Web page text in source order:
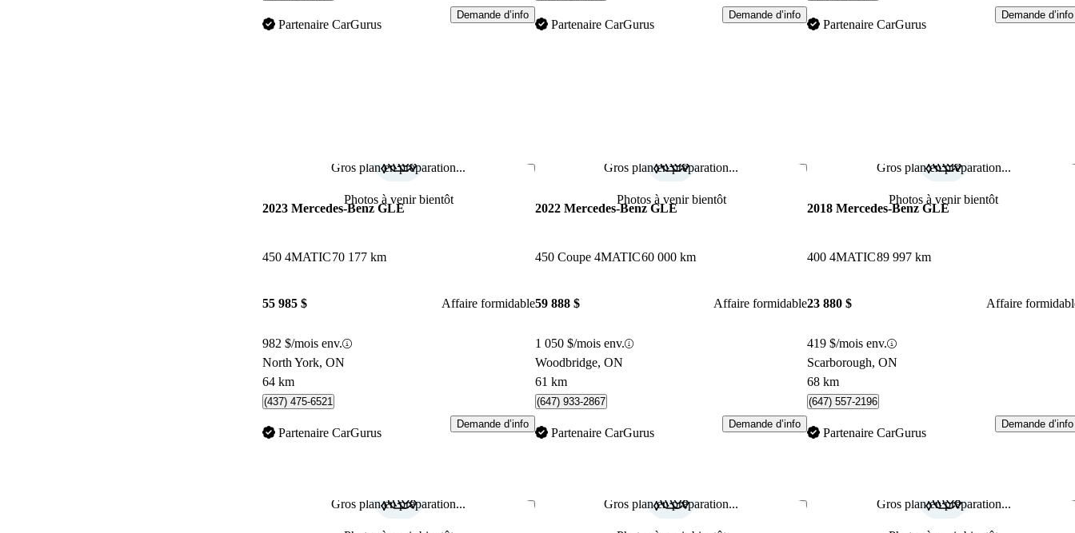
Partenaire CarGurus
Demande d’info
Partenaire CarGurus
Demande d’info
Partenaire CarGurus
Demande d’info
Gros plan en préparation...
Photos à venir bientôt
Enregistrer cette annonce
2023 Mercedes-Benz GLE
450 4MATIC70 177 km
55 985 $ Affaire formidable
982 $/mois env.
North York, ON
64 km
(437) 475-6521
Partenaire CarGurus
Demande d’info
Gros plan en préparation...
Photos à venir bientôt
Enregistrer cette annonce
2022 Mercedes-Benz GLE
450 Coupe 4MATIC60 000 km
59 888 $ Affaire formidable
1 050 $/mois env.
Woodbridge, ON
61 km
(647) 933-2867
Partenaire CarGurus
Demande d’info
Gros plan en préparation...
Photos à venir bientôt
2018 Mercedes-Benz GLE
400 4MATIC89 997 km
23 880 $ Affaire
419 $/mois env.
Scarborough, ON
68 km
(647) 557-2196
Partenaire CarGurus
Demande d’info
Gros plan en préparation... Enregistrer cette annonceGros plan en préparation... Enregistrer cette annonceGros plan en préparation...